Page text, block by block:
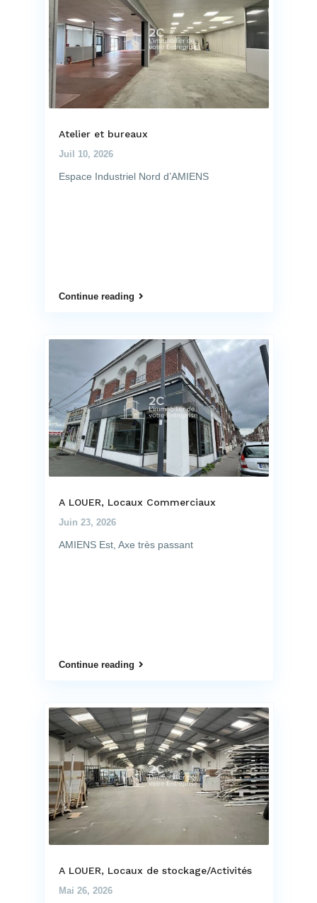
Atelier et bureaux
Juil 10, 2026
Espace Industriel Nord d’AMIENS
Continue reading
A LOUER, Locaux Commerciaux
Juin 23, 2026
AMIENS Est, Axe très passant
Continue reading
A LOUER, Locaux de stockage/Activités
Mai 26, 2026